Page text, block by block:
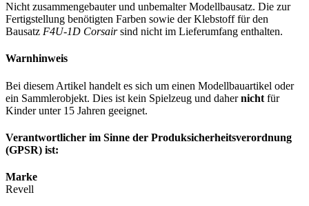
Nicht zusammengebauter und unbemalter Modellbausatz. Die zur
Fertigstellung benötigten Farben sowie der Klebstoff für den
Bausatz F4U-1D Corsairsind nicht im Lieferumfang enthalten.
Warnhinweis
Bei diesem Artikel handelt es sich um einen Modellbauartikel oder
ein Sammlerobjekt. Dies ist kein Spielzeug und dahernicht für
Kinder unter 15 Jahren geeignet.
Verantwortlicher im Sinne der Produksicherheitsverordnung
(GPSR) ist:
Marke
Revell